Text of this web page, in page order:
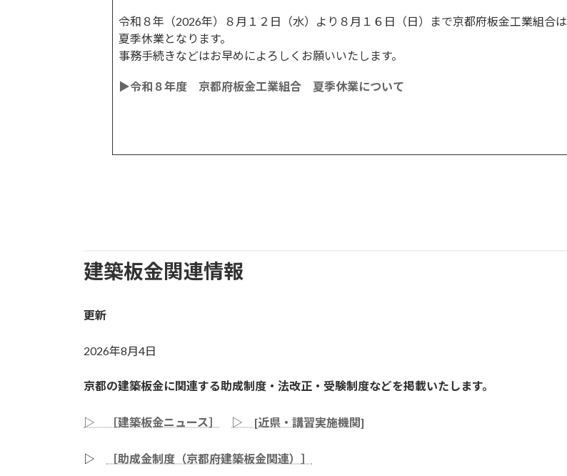
令和８年（2026年）８月１２日（水）より８月１６日（日）まで京都府板金工業組合は
夏季休業となります。
事務手続きなどはお早めによろしくお願いいたします。
▶令和８年度 京都府板金工業組合 夏季休業について
建築板金関連情報
更新
2026年8月4日
京都の建築板金に関連する助成制度・法改正・受験制度などを掲載いたします。
▷ ［建築板金ニュース］ ▷ [近県・講習実施機関]
▷ ［助成金制度（京都府建築板金関連）］